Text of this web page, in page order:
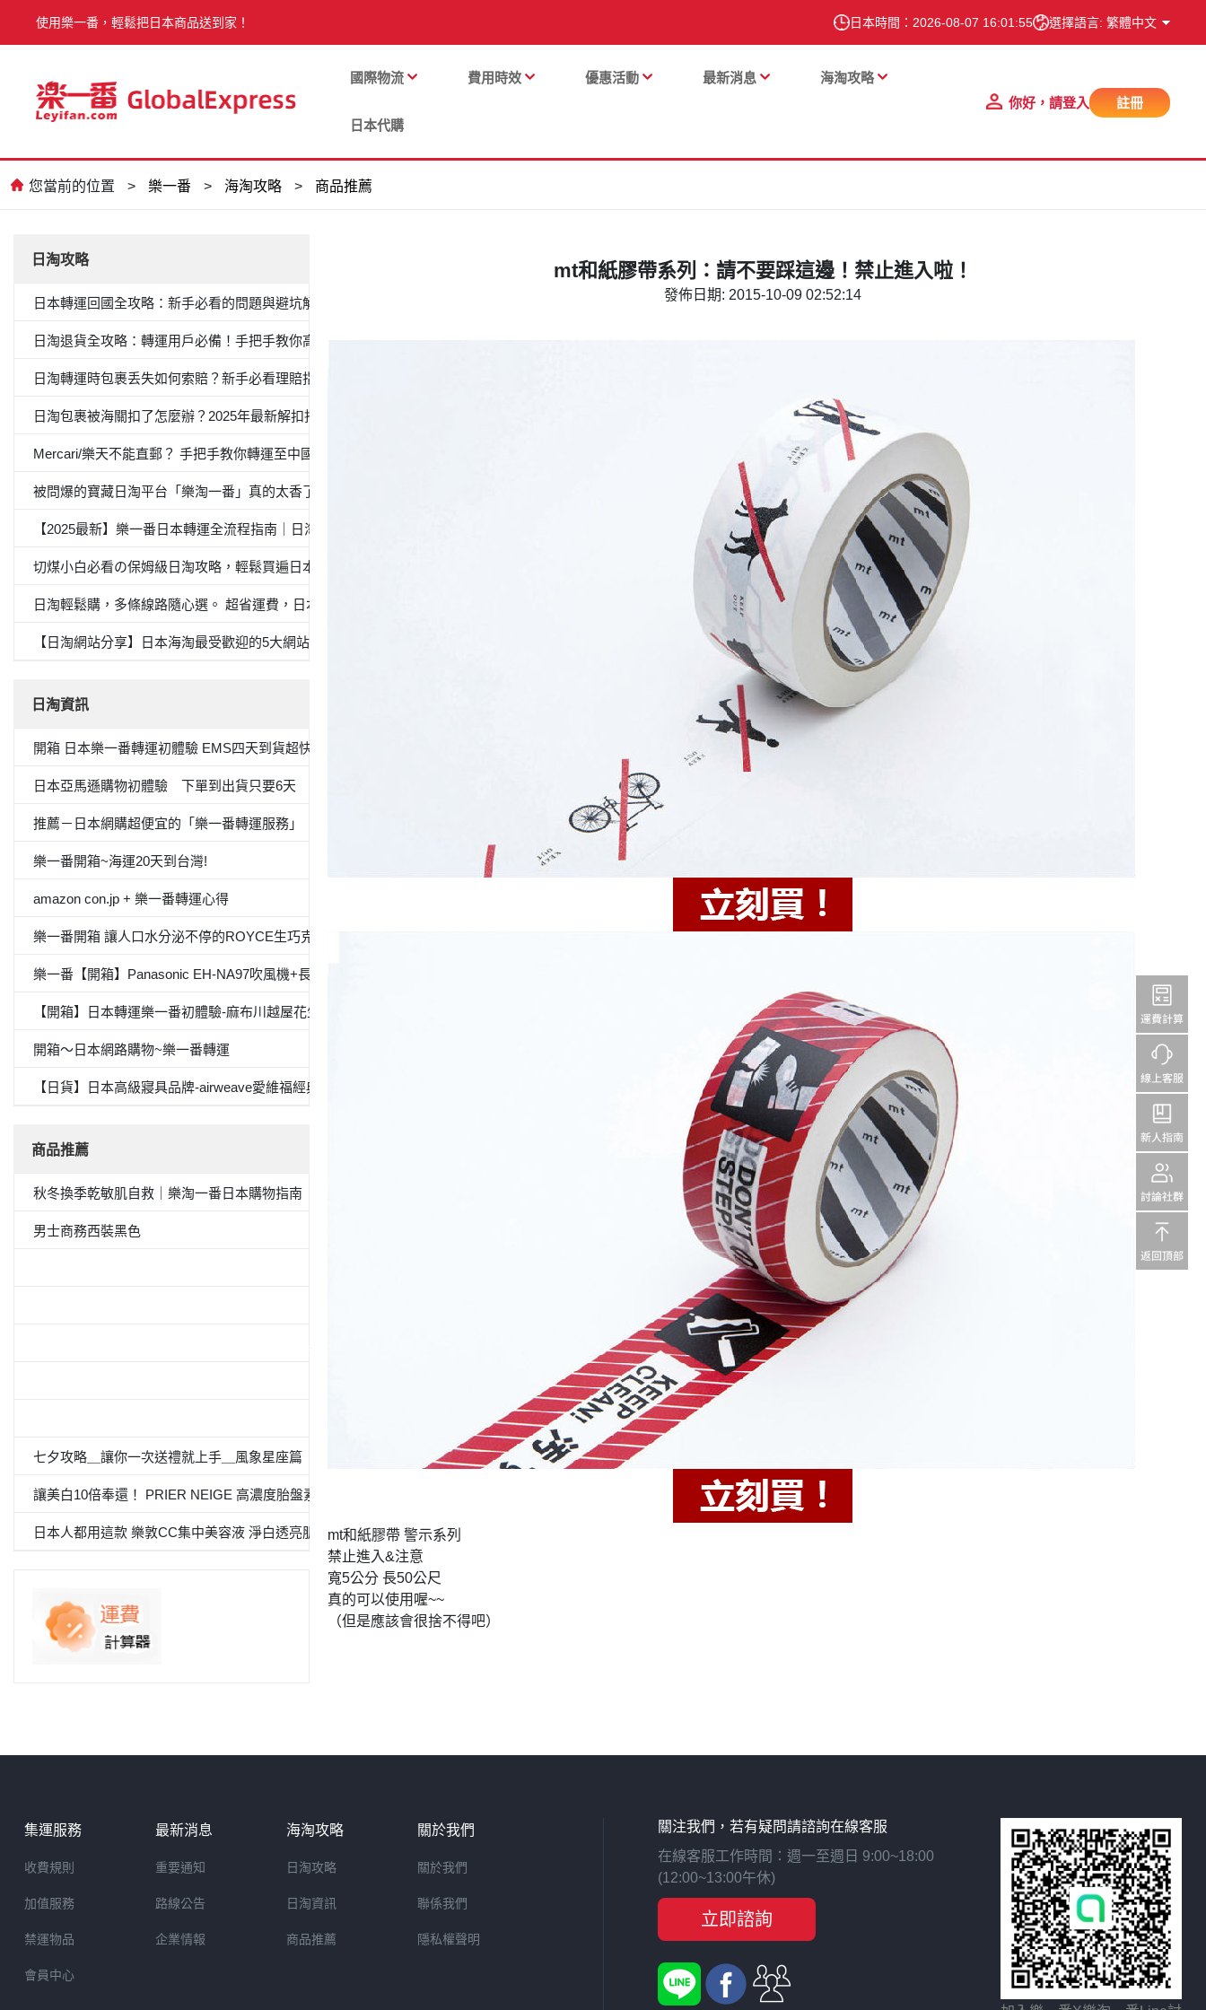
使用樂一番，輕鬆把日本商品送到家！ 日本時間： 2026-08-07 16:01:56 選擇語言: 繁體中文
國際物流 費用時效 優惠活動 最新消息 海淘攻略
日本代購
你好，請登入 註冊
您當前的位置 > 樂一番 > 海淘攻略 > 商品推薦
日淘攻略
日本轉運回國全攻略：新手必看的問題與避坑解答
日淘退貨全攻略：轉運用戶必備！手把手教你高效退貨
日淘轉運時包裹丢失如何索賠？新手必看理賠指南
日淘包裹被海關扣了怎麼辦？2025年最新解扣指南與避坑策略
Mercari/樂天不能直郵？ 手把手教你轉運至中國全流程
被問爆的寶藏日淘平台「樂淘一番」真的太香了！自從在這上面淘CCD，我終於實現相機自由啦✨
【2025最新】樂一番日本轉運全流程指南｜日淘新手必看
切煤小白必看の保姆級日淘攻略，輕鬆買遍日本產品
日淘輕鬆購，多條線路隨心選。 超省運費，日本購物體驗UP！
【日淘網站分享】日本海淘最受歡迎的5大網站，你有一份海淘速通攻略待查收！
日淘資訊
開箱 日本樂一番轉運初體驗 EMS四天到貨超快的！
日本亞馬遜購物初體驗 下單到出貨只要6天 加碼 變色唇膏小開箱
推薦－日本網購超便宜的「樂一番轉運服務」
樂一番開箱~海運20天到台灣!
amazon con.jp + 樂一番轉運心得
樂一番開箱 讓人口水分泌不停的ROYCE生巧克力
樂一番【開箱】Panasonic EH-NA97吹風機+長崎心泉堂蜂蜜蛋糕
【開箱】日本轉運樂一番初體驗-麻布川越屋花生醬
開箱～日本網路購物~樂一番轉運
【日貨】日本高級寢具品牌-airweave愛維福經典專利素材椅墊&「樂一番」日本轉運基本教學
商品推薦
秋冬換季乾敏肌自救｜樂淘一番日本購物指南
男士商務西裝黑色
七夕攻略＿讓你一次送禮就上手＿風象星座篇
讓美白10倍奉還！ PRIER NEIGE 高濃度胎盤素 夏日必備
日本人都用這款 樂敦CC集中美容液 淨白透亮肌
mt和紙膠帶系列：請不要踩這邊！禁止進入啦！
發佈日期: 2015-10-09 02:52:14
mt和紙膠帶 警示系列
禁止進入&注意
寬5公分 長50公尺
真的可以使用喔~~
（但是應該會很捨不得吧）
集運服務
收費規則
加值服務
禁運物品
會員中心
最新消息
重要通知
路線公告
企業情報
海淘攻略
日淘攻略
日淘資訊
商品推薦
關於我們
關於我們
聯係我們
隱私權聲明
關注我們，若有疑問請諮詢在線客服
在線客服工作時間：週一至週日 9:00~18:00
(12:00~13:00午休)
立即諮詢